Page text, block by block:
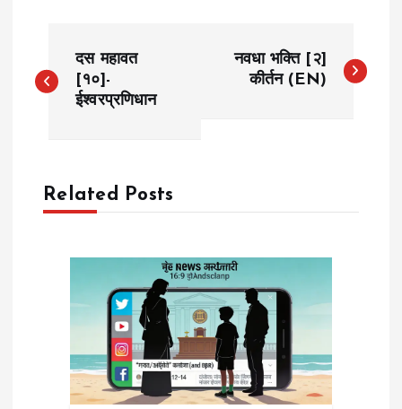
o
n
दस महावत
[१०]-
ईश्वरप्रणिधान
नवधा भक्ति [२]
कीर्तन (EN)
Related Posts